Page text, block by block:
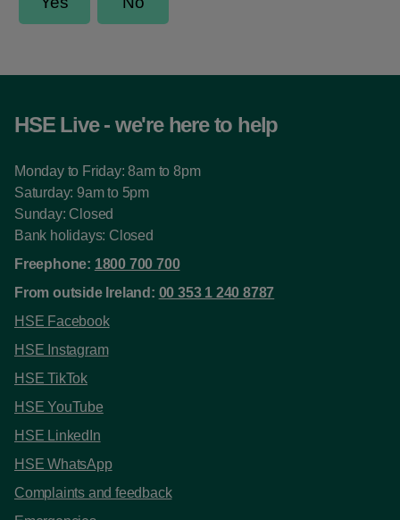
HSE Live - we're here to help
Monday to Friday: 8am to 8pm
Saturday: 9am to 5pm
Sunday: Closed
Bank holidays: Closed
Freephone: 1800 700 700
From outside Ireland: 00 353 1 240 8787
HSE Facebook
HSE Instagram
HSE TikTok
HSE YouTube
HSE LinkedIn
HSE WhatsApp
Complaints and feedback